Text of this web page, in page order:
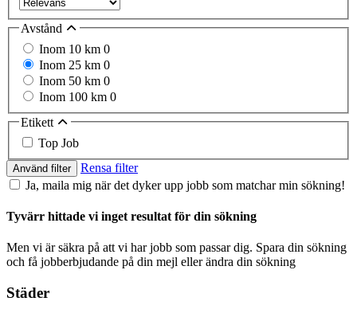
Avstånd
Inom 10 km 0
Inom 25 km 0
Inom 50 km 0
Inom 100 km 0
Etikett
Top Job
Använd filter
Rensa filter
Ja, maila mig när det dyker upp jobb som matchar min sökning!
Tyvärr hittade vi inget resultat för din sökning
Men vi är säkra på att vi har jobb som passar dig. Spara din sökning
och få jobberbjudande på din mejl eller ändra din sökning
Städer